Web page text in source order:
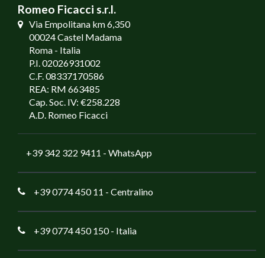
Romeo Ficacci s.r.l.
Via Empolitana km 6,350
00024 Castel Madama
Roma - Italia
P.I. 02026931002
C.F. 08337170586
REA: RM 663485
Cap. Soc. IV: €258.228
A.D. Romeo Ficacci
+39 342 322 9411 - WhatsApp
+39 0774 450 11 - Centralino
+39 0774 450 150- Italia